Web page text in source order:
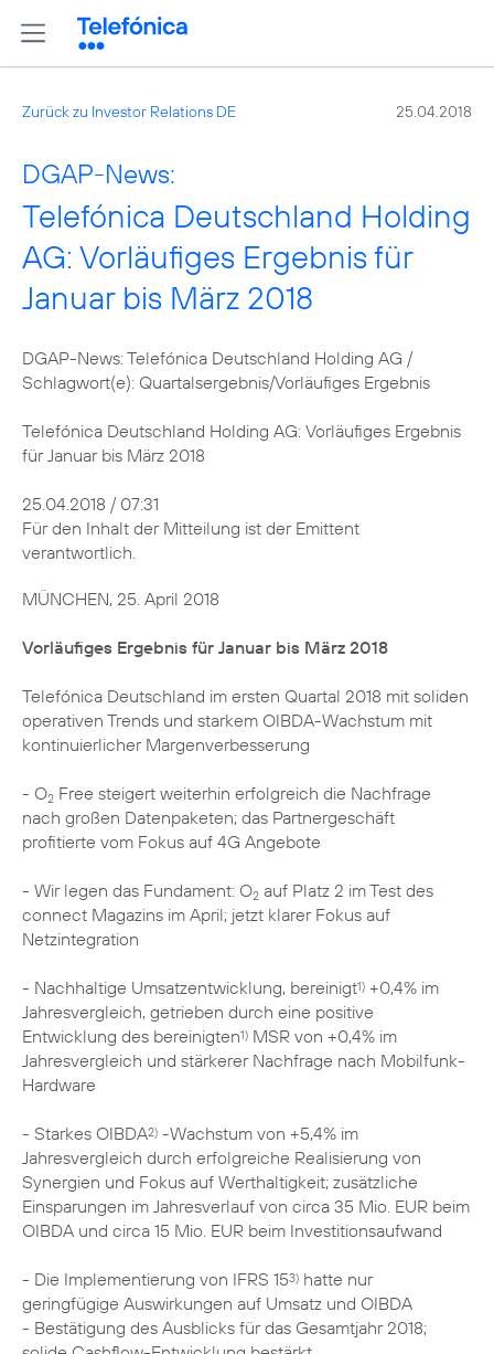
Zurück zu Investor Relations DE 25.04.2018
DGAP-News:
Telefónica Deutschland Holding
AG: Vorläufiges Ergebnis für
Januar bis März 2018
DGAP-News: Telefónica Deutschland Holding AG /
Schlagwort(e): Quartalsergebnis/Vorläufiges Ergebnis
Telefónica Deutschland Holding AG: Vorläufiges Ergebnis
für Januar bis März 2018
25.04.2018 / 07:31
Für den Inhalt der Mitteilung ist der Emittent
verantwortlich.
MÜNCHEN, 25. April 2018
Vorläufiges Ergebnis für Januar bis März 2018
Telefónica Deutschland im ersten Quartal 2018 mit soliden
operativen Trends und starkem OIBDA-Wachstum mit
kontinuierlicher Margenverbesserung
- O2 Free steigert weiterhin erfolgreich die Nachfrage
nach großen Datenpaketen; das Partnergeschäft
profitierte vom Fokus auf 4G Angebote
- Wir legen das Fundament: O2 auf Platz 2 im Test des
connect Magazins im April; jetzt klarer Fokus auf
Netzintegration
- Nachhaltige Umsatzentwicklung, bereinigt1) +0,4% im
Jahresvergleich, getrieben durch eine positive
Entwicklung des bereinigten1) MSR von +0,4% im
Jahresvergleich und stärkerer Nachfrage nach Mobilfunk-
Hardware
- Starkes OIBDA2) -Wachstum von +5,4% im
Jahresvergleich durch erfolgreiche Realisierung von
Synergien und Fokus auf Werthaltigkeit; zusätzliche
Einsparungen im Jahresverlauf von circa 35 Mio. EUR beim
OIBDA und circa 15 Mio. EUR beim Investitionsaufwand
- Die Implementierung von IFRS 153) hatte nur
geringfügige Auswirkungen auf Umsatz und OIBDA
- Bestätigung des Ausblicks für das Gesamtjahr 2018;